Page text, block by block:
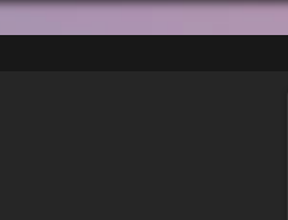
Veranstaltungen